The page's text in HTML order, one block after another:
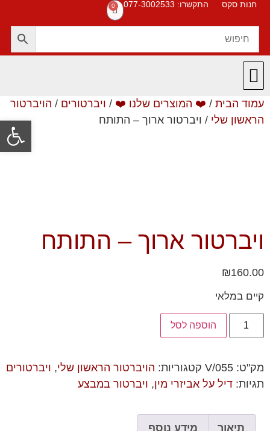
חנות סקס התקשרו: 077-3002533 0
עמוד הבית / ❤️ המוצרים שלנו ❤️ / ויברטורים / הויברטור
הראשון שלי / ויברטור ארוך – התותח
ויברטור ארוך – התותח
₪160.00
קיים במלאי
הוספה לסל
מק"ט: 055/V קטגוריות: הויברטור הראשון שלי, ויברטורים
תגיות: דיל על אביזרי מין, ויברטור במבצע
תיאור מידע נוסף
פתח